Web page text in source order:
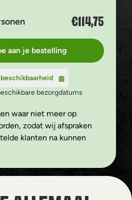
€114,75
aan je bestelling
bezorgdatums
waar niet meer op
zodat wij afspraken
klanten na kunnen